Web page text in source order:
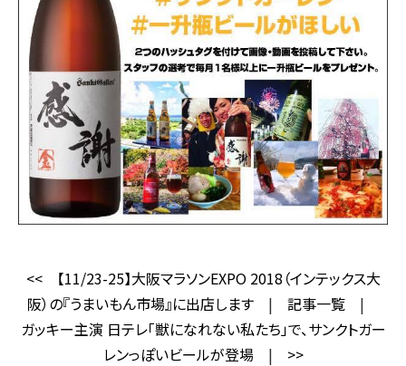
<<
【11/23-25】大阪マラソンEXPO 2018（インテックス大
阪）の『うまいもん市場』に出店します | 記事一覧 |
ガッキー主演 日テレ「獣になれない私たち」で、サンクトガー
レンっぽいビールが登場 | >>